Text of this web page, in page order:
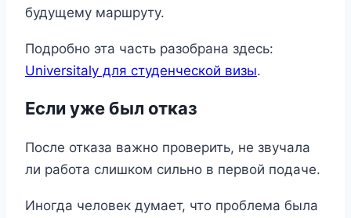
будущему маршруту.
Подробно эта часть разобрана здесь:
Universitaly для студенческой визы.
Если уже был отказ
После отказа важно проверить, не звучала
ли работа слишком сильно в первой подаче.
Иногда человек думает, что проблема была